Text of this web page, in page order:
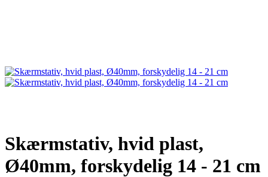
Skærmstativ, hvid plast,
Ø40mm, forskydelig 14 - 21 cm